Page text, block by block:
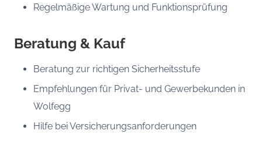
Regelmäßige Wartung und Funktionsprüfung
Beratung & Kauf
Beratung zur richtigen Sicherheitsstufe
Empfehlungen für Privat- und Gewerbekunden in
Wolfegg
Hilfe bei Versicherungsanforderungen